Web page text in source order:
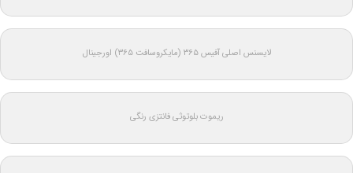
لایسنس اصلی آفیس ۳۶۵ (مایکروسافت ۳۶۵) اورجینال
ریموت بلوتوثی فانتزی رنگی